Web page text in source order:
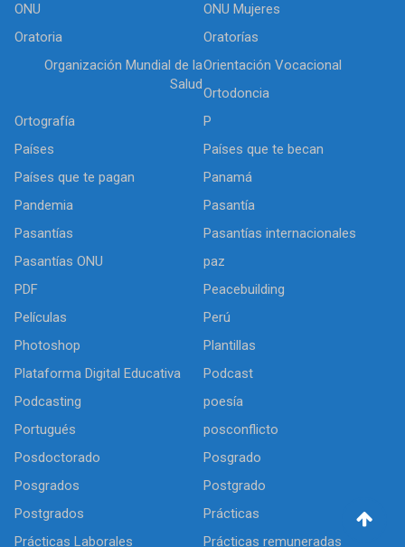
ONU
ONU Mujeres
Oratoria
Oratorías
Organización Mundial de la
Salud
Orientación Vocacional
Ortodoncia
Ortografía
P
Países
Países que te becan
Países que te pagan
Panamá
Pandemia
Pasantía
Pasantías
Pasantías internacionales
Pasantías ONU
paz
PDF
Peacebuilding
Películas
Perú
Photoshop
Plantillas
Plataforma Digital Educativa
Podcast
Podcasting
poesía
Portugués
posconflicto
Posdoctorado
Posgrado
Posgrados
Postgrado
Postgrados
Prácticas
Prácticas Laborales
Prácticas remuneradas